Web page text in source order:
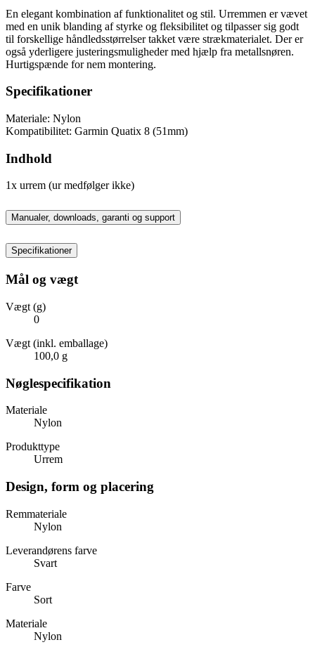
En elegant kombination af funktionalitet og stil. Urremmen er vævet
med en unik blanding af styrke og fleksibilitet og tilpasser sig godt
til forskellige håndledsstørrelser takket være strækmaterialet. Der er
også yderligere justeringsmuligheder med hjælp fra metallsnøren.
Hurtigspænde for nem montering.
Specifikationer
Materiale: Nylon
Kompatibilitet: Garmin Quatix 8 (51mm)
Indhold
1x urrem (ur medfølger ikke)
Manualer, downloads, garanti og support
Specifikationer
Mål og vægt
Vægt (g)
0
Vægt (inkl. emballage)
100,0 g
Nøglespecifikation
Materiale
Nylon
Produkttype
Urrem
Design, form og placering
Remmateriale
Nylon
Leverandørens farve
Svart
Farve
Sort
Materiale
Nylon